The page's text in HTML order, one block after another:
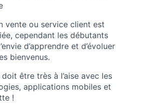
vente ou service client est
cependant les débutants
d’apprendre et d’évoluer
bienvenus.
être très à l’aise avec les
applications mobiles et
!